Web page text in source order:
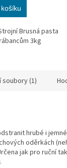
košíku
Brusná pasta
3kg
(1)
hrubé i
oděrkách
jak pro ruční